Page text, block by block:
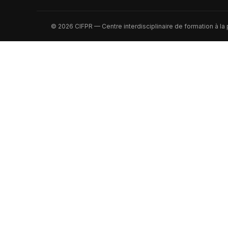
© 2026 CIFPR — Centre interdisciplinaire de formation à la